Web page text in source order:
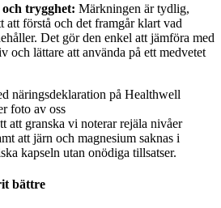
trygghet: Märkningen är tydlig,
att förstå och det framgår klart vad
Det gör den enkel att jämföra med
och lättare att använda på ett medvetet
att granska vi noterar rejäla nivåer
att järn och magnesium saknas i
kapseln utan onödiga tillsatser.
bättre